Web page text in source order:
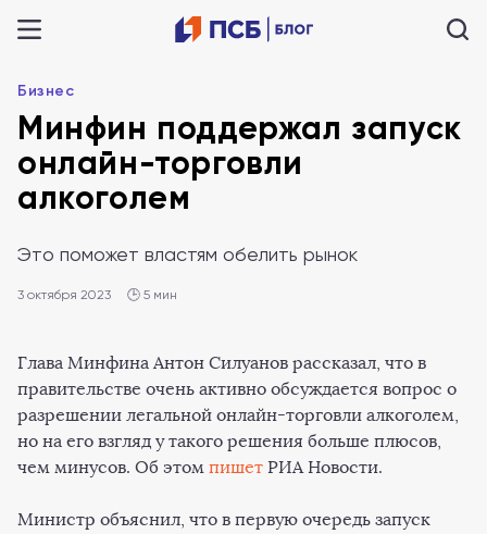
Бизнес
Минфин поддержал запуск
онлайн-торговли
алкоголем
Это поможет властям обелить рынок
3 октября 2023 🕒 5 мин
Глава Минфина Антон Силуанов рассказал, что в
правительстве очень активно обсуждается вопрос о
разрешении легальной онлайн-торговли алкоголем,
но на его взгляд у такого решения больше плюсов,
чем минусов. Об этом пишет РИА Новости.
Министр объяснил, что в первую очередь запуск